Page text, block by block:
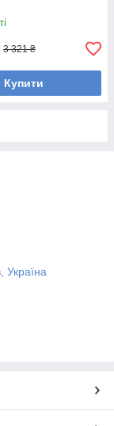
3 321 ₴
Купити
Україна